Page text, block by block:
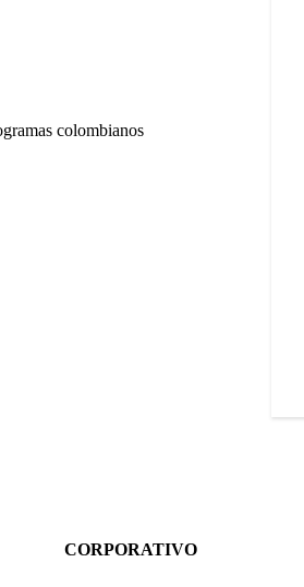
colombianos
CORPORATIVO